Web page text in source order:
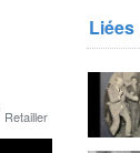
Retailler
Liées